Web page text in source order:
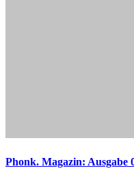
Phonk. Magazin: Ausgabe